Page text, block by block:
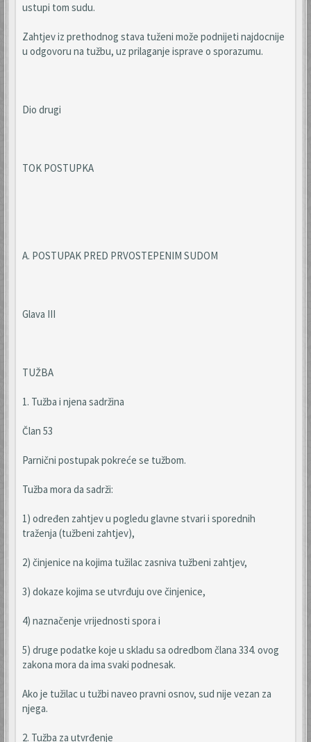
ustupi tom sudu.
Zahtjev iz prethodnog stava tuženi može podnijeti najdocnije
u odgovoru na tužbu, uz prilaganje isprave o sporazumu.
Dio drugi
TOK POSTUPKA
A. POSTUPAK PRED PRVOSTEPENIM SUDOM
Glava III
TUŽBA
1. Tužba i njena sadržina
Član 53
Parnični postupak pokreće se tužbom.
Tužba mora da sadrži:
1) određen zahtjev u pogledu glavne stvari i sporednih
traženja (tužbeni zahtjev),
2) činjenice na kojima tužilac zasniva tužbeni zahtjev,
3) dokaze kojima se utvrđuju ove činjenice,
4) naznačenje vrijednosti spora i
5) druge podatke koje u skladu sa odredbom člana 334. ovog
zakona mora da ima svaki podnesak.
Ako je tužilac u tužbi naveo pravni osnov, sud nije vezan za
njega.
2. Tužba za utvrđenje